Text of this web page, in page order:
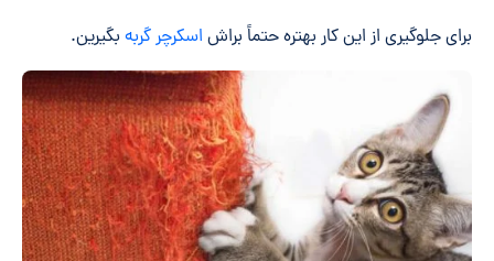
برای جلوگیری از این کار بهتره حتماً براش اسکرچر گربه بگیرین.